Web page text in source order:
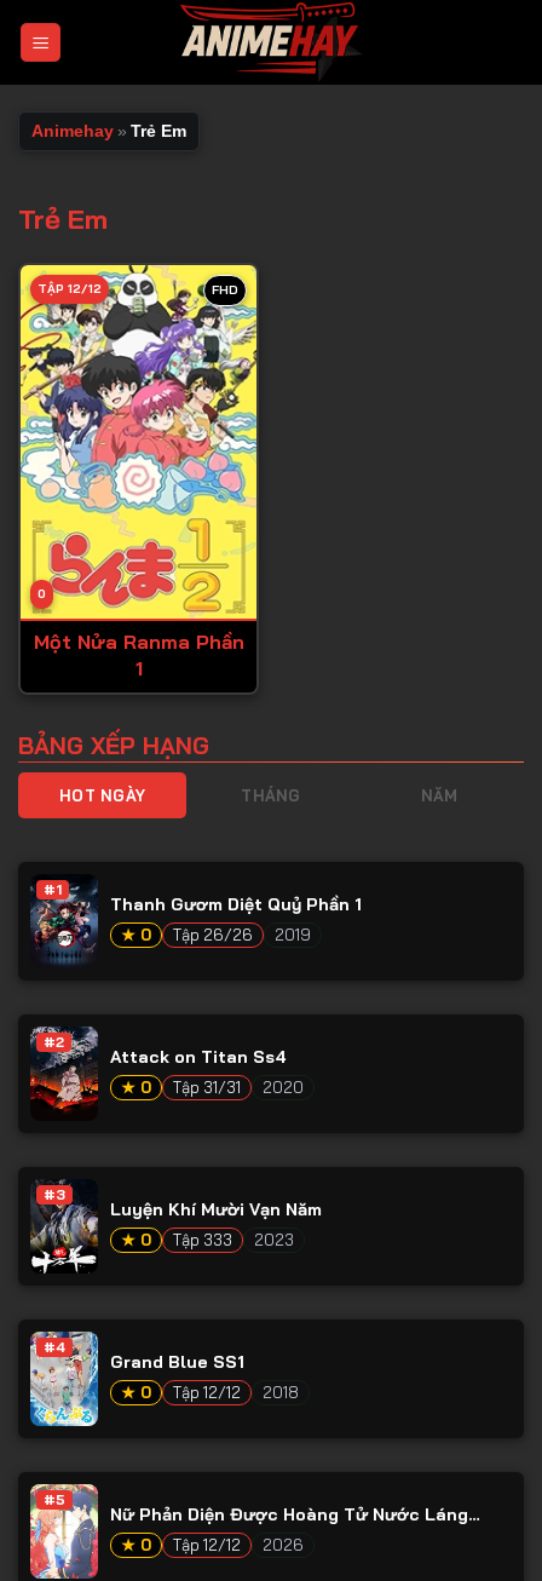
Animehay » Trẻ Em
Trẻ Em
FHD
0
TẬP 12/12
Một Nửa Ranma Phần
1
BẢNG XẾP HẠNG
HOT NGÀY THÁNG NĂM
#1
Thanh Gươm Diệt Quỷ Phần 1
★ 0 Tập 26/26 2019
#2
Attack on Titan Ss4
★ 0 Tập 31/31 2020
#3
Luyện Khí Mười Vạn Năm
★ 0 Tập 333 2023
#4
Grand Blue SS1
★ 0 Tập 12/12 2018
#5
Nữ Phản Diện Được Hoàng Tử Nước Láng
Giềng Yêu Mến
★ 0 Tập 12/12 2026